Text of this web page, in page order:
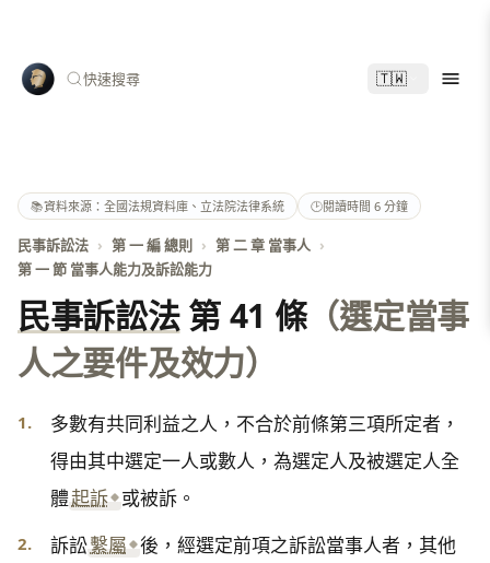
快速搜尋 🇹🇼
📚資料來源：全國法規資料庫、立法院法律系統 🕑閱讀時間 6 分鐘
民事訴訟法 › 第 一 編 總則 › 第 二 章 當事人 ›
第 一 節 當事人能力及訴訟能力
民事訴訟法第 41 條（選定當事
人之要件及效力）
1.
多數有共同利益之人，不合於前條第三項所定者，
得由其中選定一人或數人，為選定人及被選定人全
體起訴 或被訴。
2. 訴訟繫屬 後，經選定前項之訴訟當事人者，其他